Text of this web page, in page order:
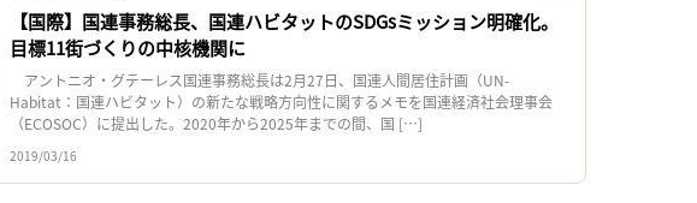
【国際】国連事務総長、国連ハビタットのSDGsミッション明確化。
目標11街づくりの中核機関に
アントニオ・グテーレス国連事務総長は2月27日、国連人間居住計画（UN-
Habitat：国連ハビタット）の新たな戦略方向性に関するメモを国連経済社会理事会
（ECOSOC）に提出した。2020年から2025年までの間、国 […]
2019/03/16